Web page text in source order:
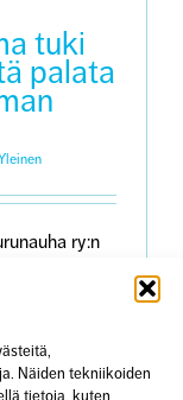
Näiden tekniikoiden
tuki
palata
ry:n
Läheisen
tuki onkin